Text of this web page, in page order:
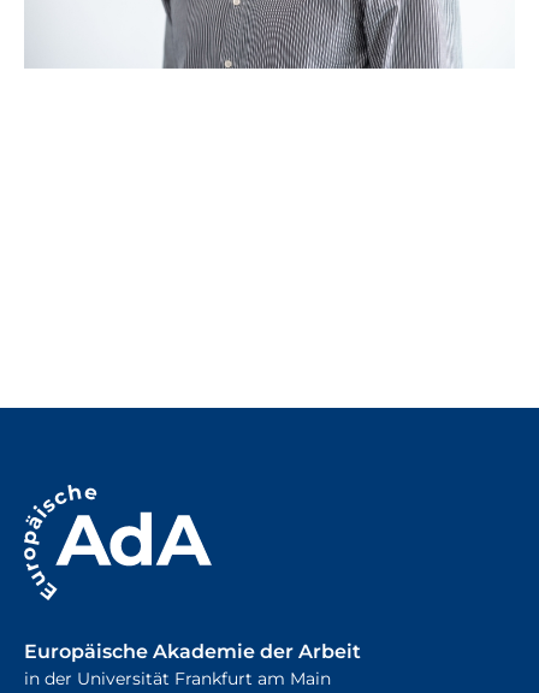
Europäische Akademie der Arbeit
in der Universität Frankfurt am Main